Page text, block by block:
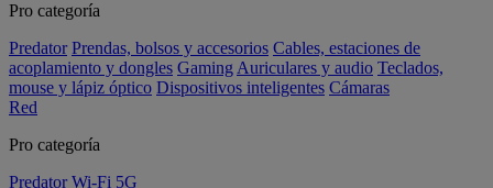
Pro categoría
Predator Prendas, bolsos y accesorios Cables, estaciones de
acoplamiento y dongles Gaming Auriculares y audio Teclados,
mouse y lápiz óptico Dispositivos inteligentes Cámaras
Red
Pro categoría
Predator Wi-Fi 5G